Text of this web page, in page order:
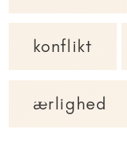
konflikt
ærlighed